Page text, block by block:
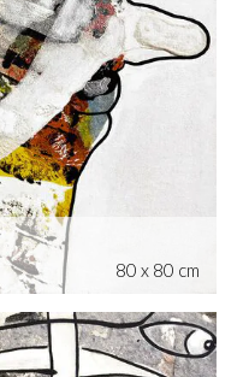
80 x 80 cm